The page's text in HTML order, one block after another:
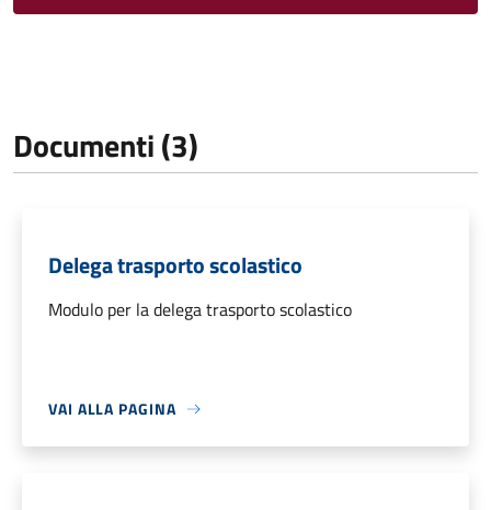
Documenti (3)
Delega trasporto scolastico
Modulo per la delega trasporto scolastico
VAI ALLA PAGINA